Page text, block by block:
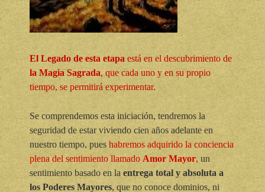
El Legado de esta etapa está en el descubrimiento de
la Magia Sagrada, que cada uno y en su propio
tiempo, se permitirá experimentar.
Se comprendemos esta iniciación, tendremos la
seguridad de estar viviendo cien años adelante en
nuestro tiempo, pues habremos adquirido la conciencia
plena del sentimiento llamado Amor Mayor, un
sentimiento basado en la entrega total y absoluta a
los Poderes Mayores, que no conoce dominios, ni